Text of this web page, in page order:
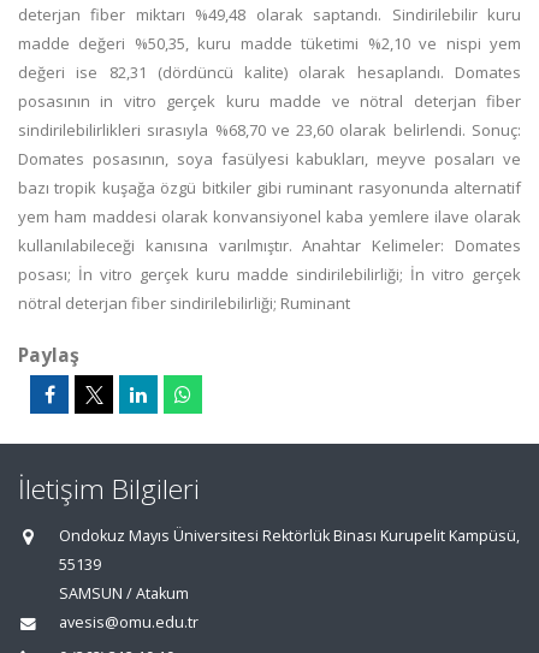
deterjan fiber miktarı %49,48 olarak saptandı. Sindirilebilir kuru
madde değeri %50,35, kuru madde tüketimi %2,10 ve nispi yem
değeri ise 82,31 (dördüncü kalite) olarak hesaplandı. Domates
posasının in vitro gerçek kuru madde ve nötral deterjan fiber
sindirilebilirlikleri sırasıyla %68,70 ve 23,60 olarak belirlendi. Sonuç:
Domates posasının, soya fasülyesi kabukları, meyve posaları ve
bazı tropik kuşağa özgü bitkiler gibi ruminant rasyonunda alternatif
yem ham maddesi olarak konvansiyonel kaba yemlere ilave olarak
kullanılabileceği kanısına varılmıştır. Anahtar Kelimeler: Domates
posası; İn vitro gerçek kuru madde sindirilebilirliği; İn vitro gerçek
nötral deterjan fiber sindirilebilirliği; Ruminant
Paylaş
İletişim Bilgileri
Ondokuz Mayıs Üniversitesi Rektörlük Binası Kurupelit Kampüsü,
55139
SAMSUN / Atakum
avesis@omu.edu.tr